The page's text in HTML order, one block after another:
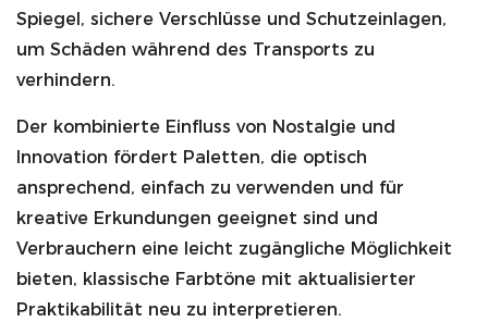
Spiegel, sichere Verschlüsse und Schutzeinlagen,
um Schäden während des Transports zu
verhindern.
Der kombinierte Einfluss von Nostalgie und
Innovation fördert Paletten, die optisch
ansprechend, einfach zu verwenden und für
kreative Erkundungen geeignet sind und
Verbrauchern eine leicht zugängliche Möglichkeit
bieten, klassische Farbtöne mit aktualisierter
Praktikabilität neu zu interpretieren.